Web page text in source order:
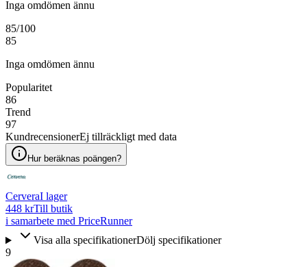
Inga omdömen ännu
85/100
85
Inga omdömen ännu
Popularitet
86
Trend
97
KundrecensionerEj tillräckligt med data
Hur beräknas poängen?
CerveraI lager
448 krTill butik
i samarbete med PriceRunner
Visa alla specifikationerDölj specifikationer
9